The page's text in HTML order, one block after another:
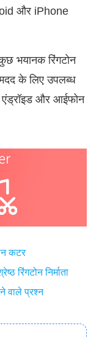
और iPhone
भयानक रिंगटोन
के लिए उपलब्ध
और आईफोन
कटर
रिंगटोन निर्माता
वाले प्रश्न